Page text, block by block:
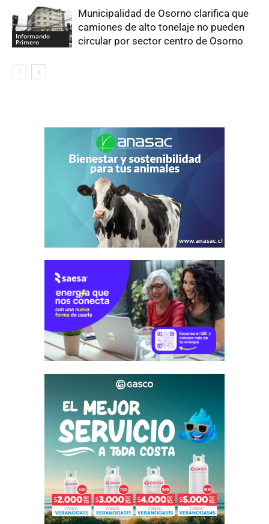
Informando
Primero
Municipalidad de Osorno clarifica que
camiones de alto tonelaje no pueden
circular por sector centro de Osorno